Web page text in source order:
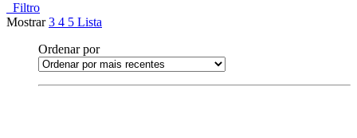
Filtro
Mostrar3 4 5 Lista
Ordenar por